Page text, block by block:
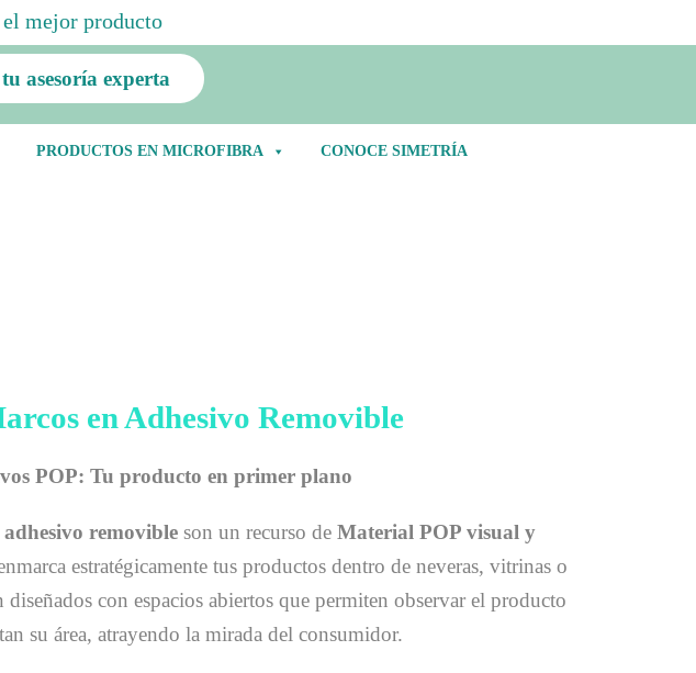
el mejor producto
asesoría experta
PRODUCTOS EN MICROFIBRA CONOCE SIMETRÍA
en Adhesivo Removible
POP: Tu producto en primer plano
adhesivo removible son un recurso de Material POP visual y
estratégicamente tus productos dentro de neveras, vitrinas o
diseñados con espacios abiertos que permiten observar el producto
su área, atrayendo la mirada del consumidor.